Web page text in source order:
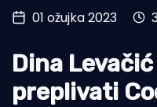
Turizam i nautika
Pomorstvo
Ribolov
01 ožujka 2023
Dina
preplivati